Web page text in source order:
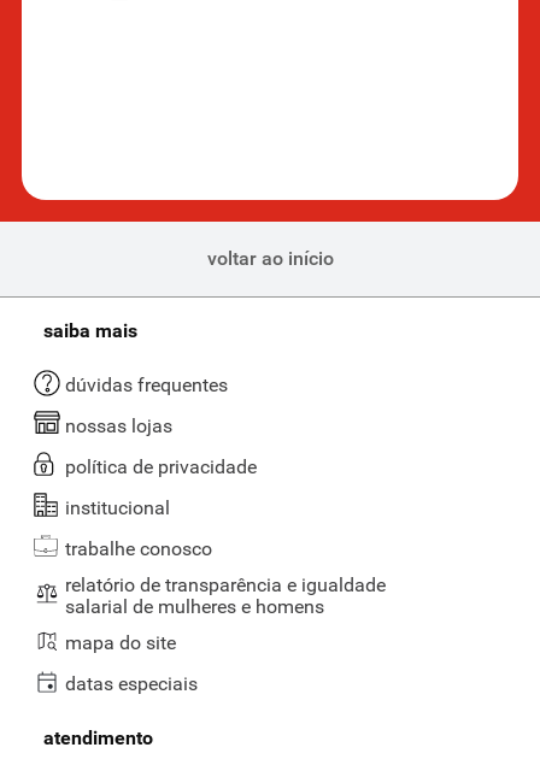
voltar ao início
saiba mais
dúvidas frequentes
nossas lojas
política de privacidade
institucional
trabalhe conosco
relatório de transparência e igualdade
salarial de mulheres e homens
mapa do site
datas especiais
atendimento